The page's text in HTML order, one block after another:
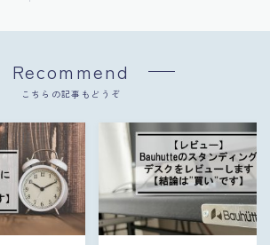
Recommend
こちらの記事もどうぞ